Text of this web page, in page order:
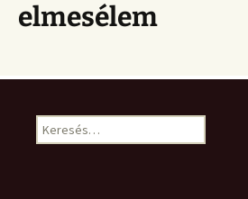
elmesélem
Keresés: